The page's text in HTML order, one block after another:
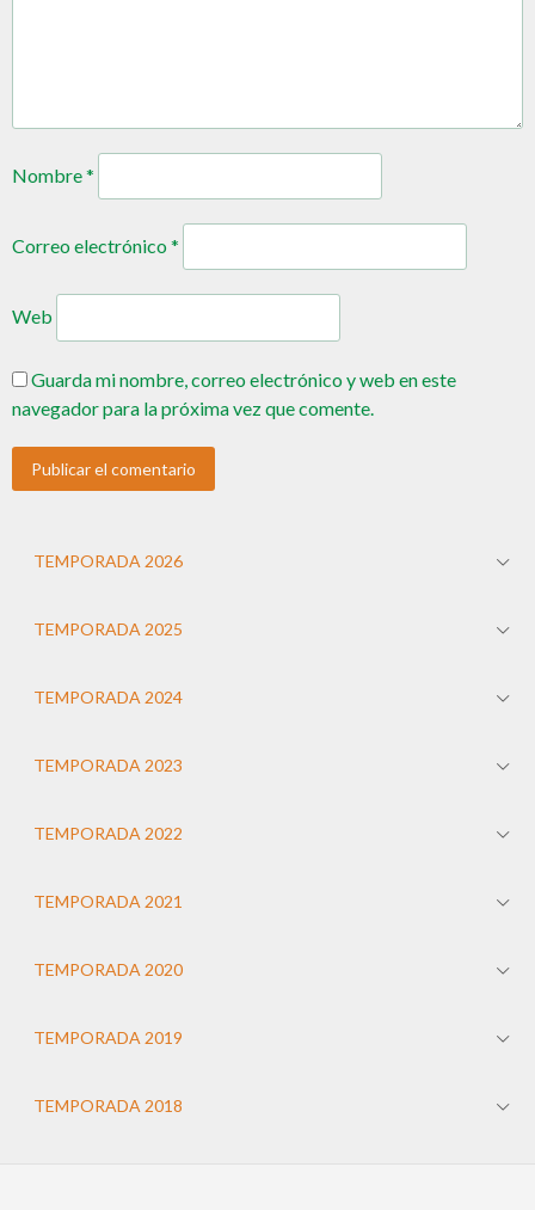
Nombre*
Correo electrónico*
Web
Guarda mi nombre, correo electrónico y web en este
navegador para la próxima vez que comente.
TEMPORADA 2026
TEMPORADA 2025
TEMPORADA 2024
TEMPORADA 2023
TEMPORADA 2022
TEMPORADA 2021
TEMPORADA 2020
TEMPORADA 2019
TEMPORADA 2018